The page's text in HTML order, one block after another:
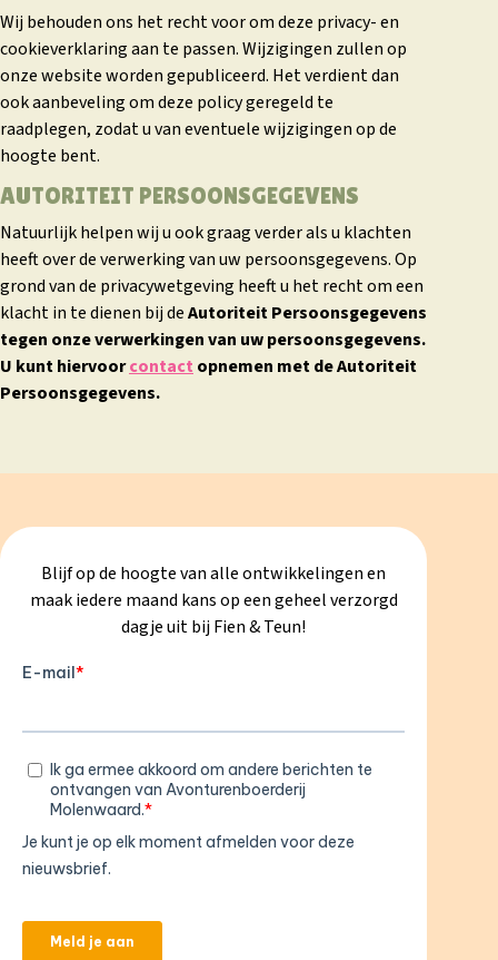
Wij behouden ons het recht voor om deze privacy- en
cookieverklaring aan te passen. Wijzigingen zullen op
onze website worden gepubliceerd. Het verdient dan
ook aanbeveling om deze policy geregeld te
raadplegen, zodat u van eventuele wijzigingen op de
hoogte bent.
AUTORITEIT PERSOONSGEGEVENS
Natuurlijk helpen wij u ook graag verder als u klachten
heeft over de verwerking van uw persoonsgegevens. Op
grond van de privacywetgeving heeft u het recht om een
klacht in te dienen bij deAutoriteit Persoonsgegevens
tegen onze verwerkingen van uw persoonsgegevens.
U kunt hiervoorcontact opnemen met de Autoriteit
Persoonsgegevens.
Blijf op de hoogte van alle ontwikkelingen en
maak iedere maand kans op een geheel verzorgd
dagje uit bij Fien & Teun!